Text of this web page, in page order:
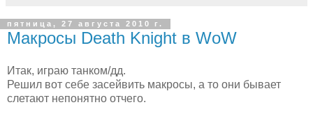
пятница, 27 августа 2010 г.
Макросы Death Knight в WoW
Итак, играю танком/дд.
Решил вот себе засейвить макросы, а то они бывает
слетают непонятно отчего.